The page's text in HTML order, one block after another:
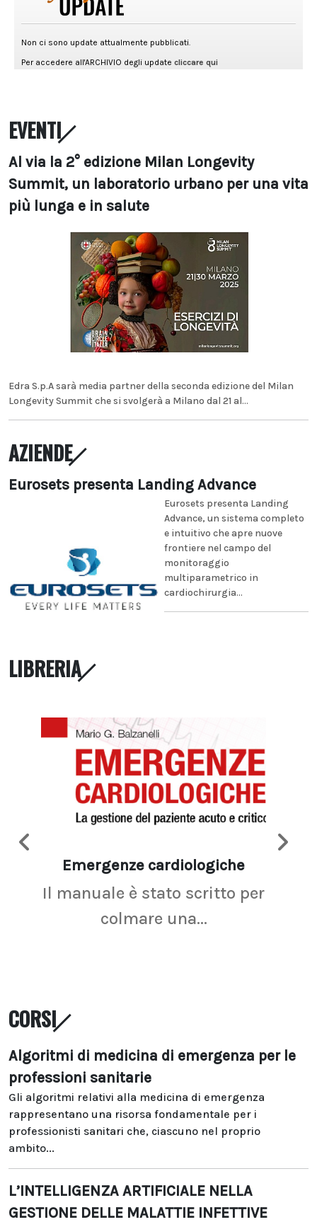
EVENTI
Al via la 2° edizione Milan Longevity
Summit, un laboratorio urbano per una vita
più lunga e in salute
Edra S.p.A sarà media partner della seconda edizione del Milan
Longevity Summit che si svolgerà a Milano dal 21 al...
AZIENDE
Eurosets presenta Landing Advance
Eurosets presenta Landing
Advance, un sistema completo
e intuitivo che apre nuove
frontiere nel campo del
monitoraggio
multiparametrico in
cardiochirurgia...
LIBRERIA
Emergenze cardiologiche
Il manuale è stato scritto per
colmare una...
CORSI
Algoritmi di medicina di emergenza per le
professioni sanitarie
Gli algoritmi relativi alla medicina di emergenza
rappresentano una risorsa fondamentale per i
professionisti sanitari che, ciascuno nel proprio
ambito...
L’INTELLIGENZA ARTIFICIALE NELLA
GESTIONE DELLE MALATTIE INFETTIVE